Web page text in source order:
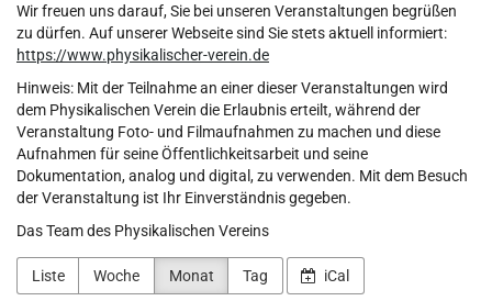
Wir freuen uns darauf, Sie bei unseren Veranstaltungen begrüßen
zu dürfen. Auf unserer Webseite sind Sie stets aktuell informiert:
https://www.physikalischer-verein.de
Hinweis: Mit der Teilnahme an einer dieser Veranstaltungen wird
dem Physikalischen Verein die Erlaubnis erteilt, während der
Veranstaltung Foto- und Filmaufnahmen zu machen und diese
Aufnahmen für seine Öffentlichkeitsarbeit und seine
Dokumentation, analog und digital, zu verwenden. Mit dem Besuch
der Veranstaltung ist Ihr Einverständnis gegeben.
Das Team des Physikalischen Vereins
Liste Woche Monat Tag iCal